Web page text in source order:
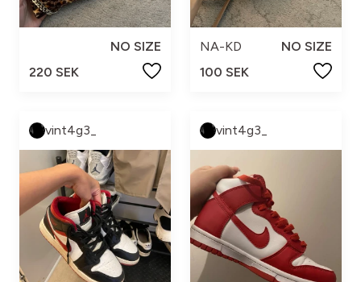
NO SIZE
220 SEK
NA-KD
NO SIZE
100 SEK
vint4g3_ vint4g3_